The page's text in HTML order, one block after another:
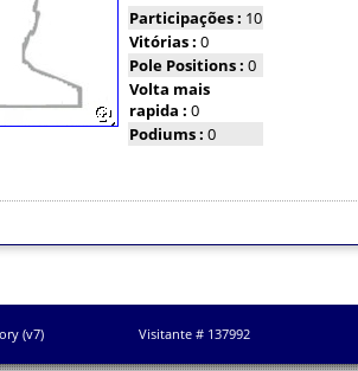
Participações : 10
Vitórias : 0
Pole Positions : 0
Volta mais
rapida : 0
Podiums : 0
(v7) Visitante # 137992